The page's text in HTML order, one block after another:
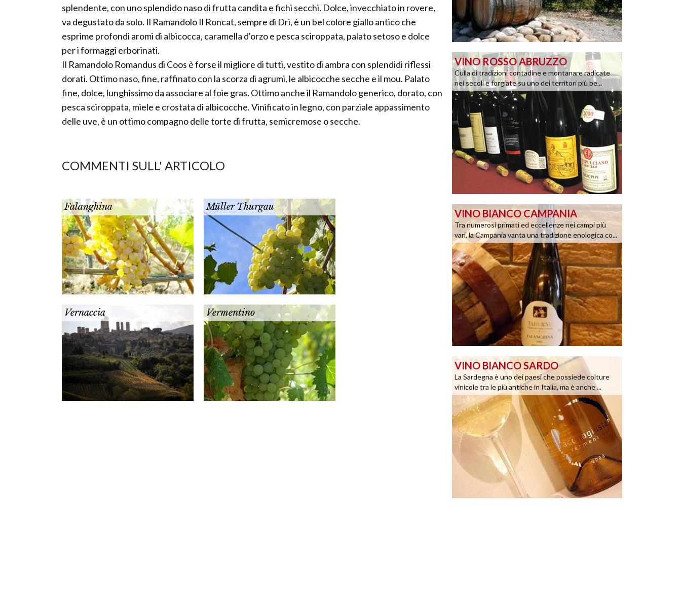
splendente, con uno splendido naso di frutta candita e fichi secchi. Dolce, invecchiato in rovere,
va degustato da solo. Il Ramandolo Il Roncat, sempre di Dri, è un bel colore giallo antico che
esprime profondi aromi di albicocca, caramella d'orzo e pesca sciroppata, palato setoso e dolce
per i formaggi erborinati.
Il Ramandolo Romandus di Coos è forse il migliore di tutti, vestito di ambra con splendidi riflessi
dorati. Ottimo naso, fine, raffinato con la scorza di agrumi, le albicocche secche e il mou. Palato
fine, dolce, lunghissimo da associare al foie gras. Ottimo anche il Ramandolo generico, dorato, con
pesca sciroppata, miele e crostata di albicocche. Vinificato in legno, con parziale appassimento
delle uve, è un ottimo compagno delle torte di frutta, semicremose o secche.
COMMENTI SULL' ARTICOLO
Falanghina Müller Thurgau
Vernaccia Vermentino
VINO ROSSO ABRUZZO
Culla di tradizioni contadine e montanare radicate
nei secoli e forgiate su uno dei territori più be...
VINO BIANCO CAMPANIA
Tra numerosi primati ed eccellenze nei campi più
vari, la Campania vanta una tradizione enologica co...
VINO BIANCO SARDO
La Sardegna è uno dei paesi che possiede colture
vinicole tra le più antiche in Italia, ma è anche ...